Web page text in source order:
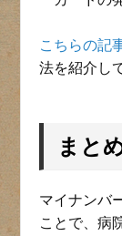
こちらの記
法を紹介し
まと
マイナンバ
ことで、病